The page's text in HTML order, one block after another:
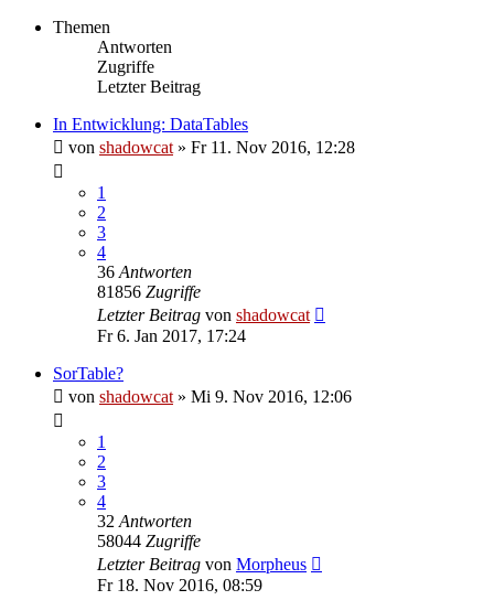
Themen
Antworten
Zugriffe
Letzter Beitrag
In Entwicklung: DataTables
von shadowcat » Fr 11. Nov 2016, 12:28
1
2
3
4
36 Antworten
81856 Zugriffe
Letzter Beitrag von shadowcat
Fr 6. Jan 2017, 17:24
SorTable?
von shadowcat » Mi 9. Nov 2016, 12:06
1
2
3
4
32 Antworten
58044 Zugriffe
Letzter Beitrag von Morpheus
Fr 18. Nov 2016, 08:59